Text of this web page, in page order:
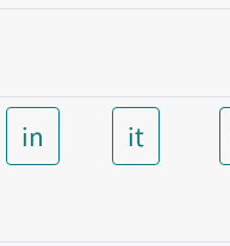
in it